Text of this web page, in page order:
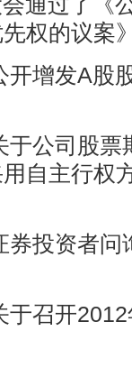
权的议案
开增发A股
于公司股票
自主行权
投资者问
召开